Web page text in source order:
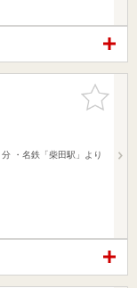
お気に入
りに追加
・名鉄「柴田駅」より